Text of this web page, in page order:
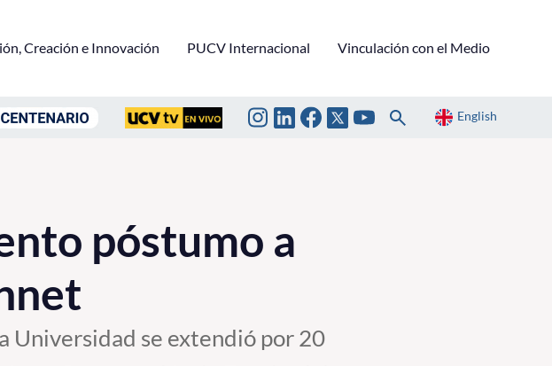
Creación e Innovación PUCV Internacional Vinculación con el Medio
English
póstumo a
Universidad se extendió por 20